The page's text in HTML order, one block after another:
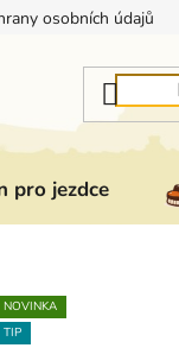
osobních údajů
pro jezdce
NOVINKA
TIP